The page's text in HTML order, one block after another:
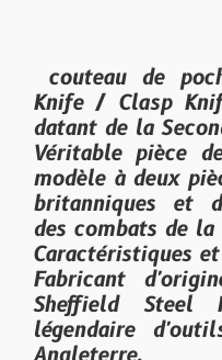
couteau de
Knife / Clasp
datant de la
Véritable pièce
modèle à deux
britanniques et
des combats de
Caractéristiques
Fabricant
Sheffield Steel
légendaire